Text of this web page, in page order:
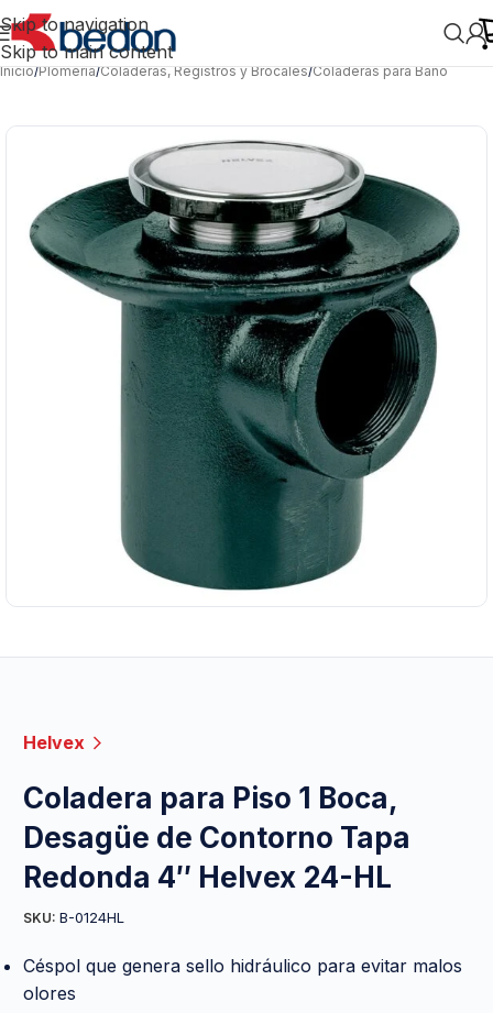
Skip to navigation
Skip to main content
Inicio/Plomería/Coladeras, Registros y Brocales/Coladeras para Baño
Helvex
Coladera para Piso 1 Boca,
Desagüe de Contorno Tapa
Redonda 4″ Helvex 24-HL
SKU: B-0124HL
Céspol que genera sello hidráulico para evitar malos
olores